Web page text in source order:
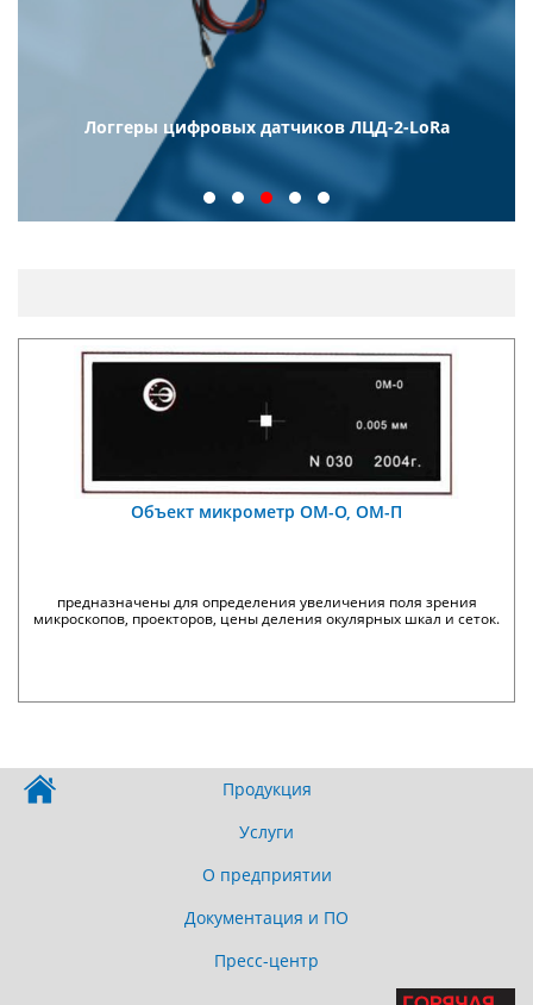
Логгеры цифровых датчиков ЛЦД-2-LoRa
Объект микрометр ОМ-О, ОМ-П
предназначены для определения увеличения поля зрения
микроскопов, проекторов, цены деления окулярных шкал и сеток.
Продукция
Услуги
О предприятии
Документация и ПО
Пресс-центр